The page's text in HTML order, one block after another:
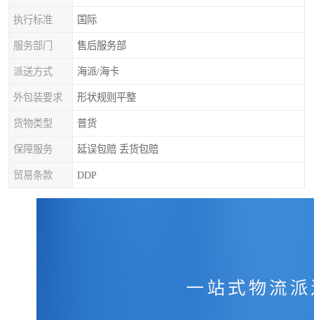
执行标准 国际
服务部门 售后服务部
派送方式 海派/海卡
外包装要求 形状规则平整
货物类型 普货
保障服务 延误包赔 丢货包赔
贸易条款 DDP